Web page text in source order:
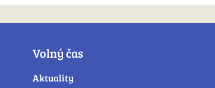
Volný čas
Aktuality